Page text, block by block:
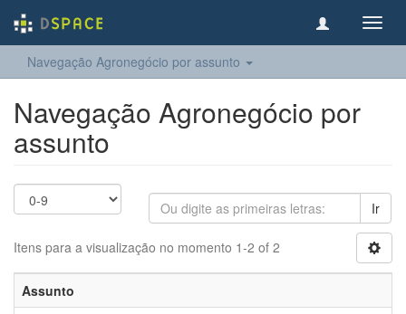
Navegação Agronegócio por assunto
Navegação Agronegócio por
assunto
Ir
Itens para a visualização no momento 1-2 of 2
Assunto